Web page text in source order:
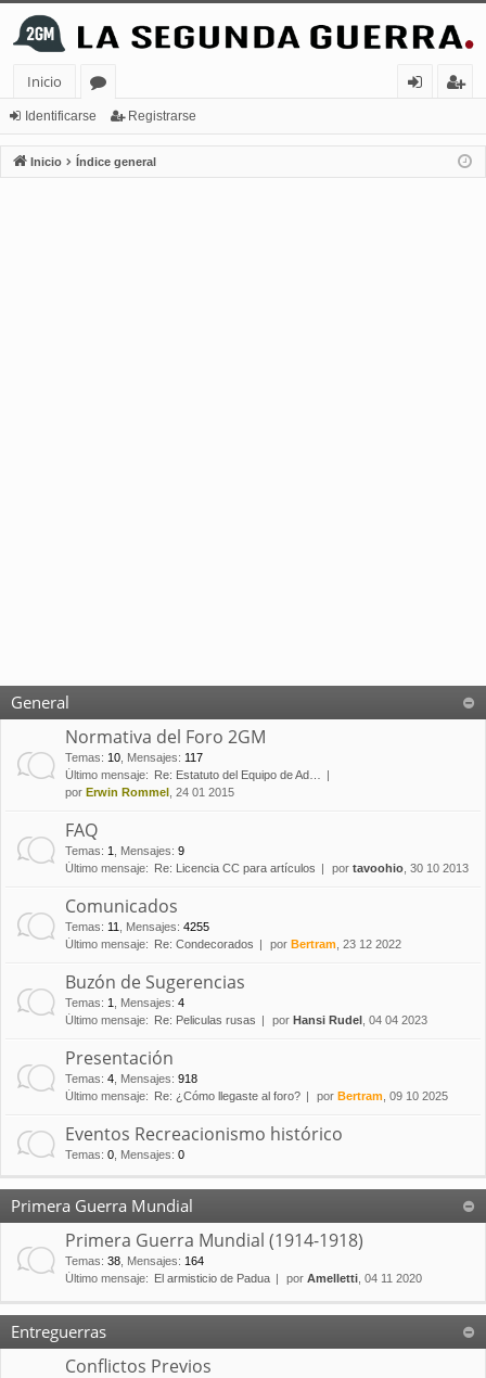
Inicio
or
os
nt
ifi
ist
ra
Identificarse Registrarse
Inicio Índice general
General
Normativa del Foro 2GM
Temas: 10 Mensajes: 117
Último mensaje:
Re: Estatuto del Equipo de Ad…
por Erwin Rommel , 24 01 2015
FAQ
Temas: 1 Mensajes: 9
Último mensaje:
Re: Licencia CC para artículos por tavoohio , 30 10 2013
Comunicados
Temas: 11 Mensajes: 4255
Último mensaje:
Re: Condecorados por Bertram , 23 12 2022
Buzón de Sugerencias
Temas: 1 Mensajes: 4
Último mensaje:
Re: Peliculas rusas por Hansi Rudel , 04 04 2023
Presentación
Temas: 4 Mensajes: 918
Último mensaje:
Re: ¿Cómo llegaste al foro? por Bertram , 09 10 2025
Eventos Recreacionismo histórico
Temas: 0 Mensajes: 0
Primera Guerra Mundial
Primera Guerra Mundial (1914-1918)
Temas: 38 Mensajes: 164
Último mensaje:
El armisticio de Padua por Amelletti , 04 11 2020
Entreguerras
Conflictos Previos